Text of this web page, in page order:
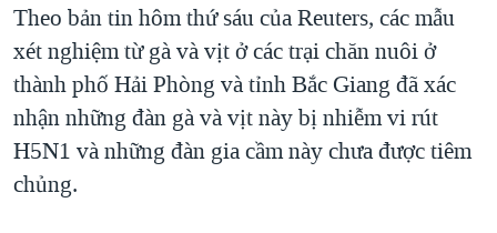
Theo bản tin hôm thứ sáu của Reuters, các mẫu
xét nghiệm từ gà và vịt ở các trại chăn nuôi ở
thành phố Hải Phòng và tỉnh Bắc Giang đã xác
nhận những đàn gà và vịt này bị nhiễm vi rút
H5N1 và những đàn gia cầm này chưa được tiêm
chủng.